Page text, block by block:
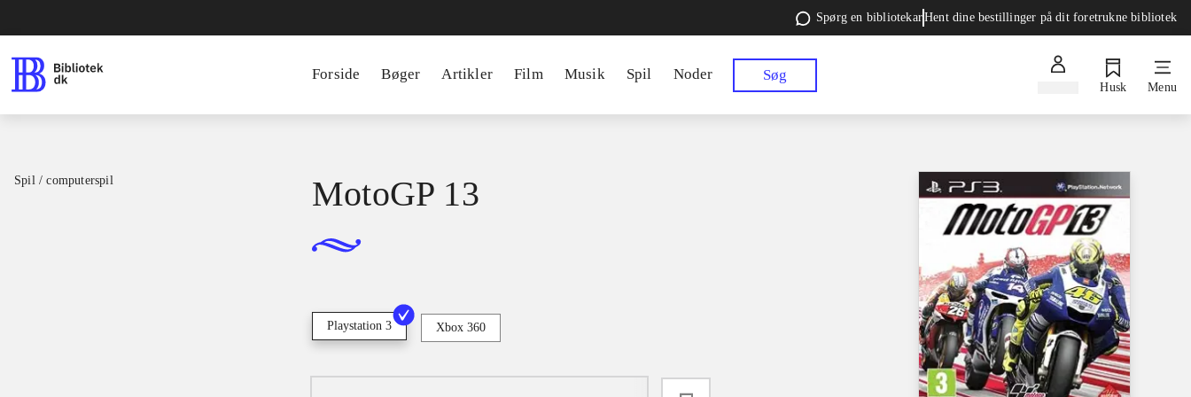
Spørg en bibliotekarHent dine bestillinger på dit foretrukne bibliotek
Forside Bøger Artikler Film Musik Spil Noder Søg
Husk Menu
Spil / computerspil MotoGP 13
Playstation 3 Xbox 360